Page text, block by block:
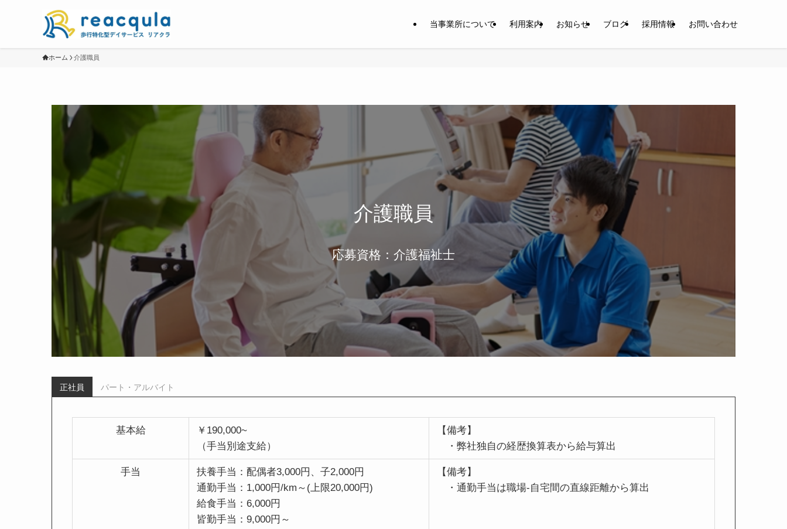
当事業所について 利用案内 お知らせ ブログ 採用情報 お問い合わせ
ホーム 介護職員
介護職員
応募資格：介護福祉士
正社員 パート・アルバイト
基本給
￥190,000~
（手当別途支給）
【備考】
・弊社独自の経歴換算表から給与算出
手当
扶養手当：配偶者3,000円、子2,000円
通勤手当：1,000円/km～(上限20,000円)
給食手当：6,000円
皆勤手当：9,000円～
【備考】
・通勤手当は職場-自宅間の直線距離から算出